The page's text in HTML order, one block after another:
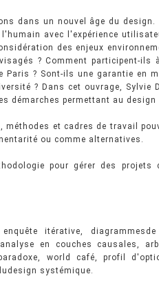
dans un nouvel âge du
l'humain avec l'expérience
des enjeux
? Comment participent-ils
Paris ? Sont-ils une garantie en
? Dans cet ouvrage, Sylvie
démarches permettant au
méthodes et cadres de travail
ou comme alternatives.
pour gérer des
enquête itérative,
en couches causales,
world café, profil
systémique.